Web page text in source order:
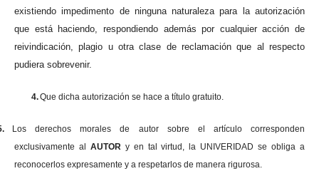
existiendo impedimento de ninguna naturaleza para la autorización
que está haciendo, respondiendo además por cualquier acción de
reivindicación, plagio u otra clase de reclamación que al respecto
pudiera sobrevenir.
4.Que dicha autorización se hace a título gratuito.
Los derechos morales de autor sobre el artículo corresponden
exclusivamente al AUTOR y en tal virtud, la UNIVERIDAD se obliga a
reconocerlos expresamente y a respetarlos de manera rigurosa.